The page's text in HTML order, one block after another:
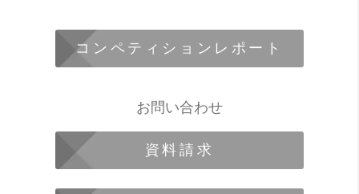
コンペティションレポート
お問い合わせ
資料請求